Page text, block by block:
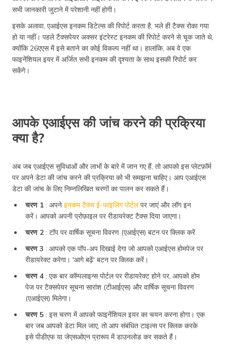
सभी जानकारी जुटाने में परेशानी नहीं होगी।
इसके अलावा, एआईएस इनकम डिटेल्स की रिपोर्ट करता है, भले ही टैक्स रोका गया
हो या नहीं। पहले टैक्सपेयर अक्सर इंटरेस्ट इनकम की रिपोर्ट करने से चूक जाते थे,
क्योंकि 26एएस में इसे बताने का कोई विकल्प नहीं था। हालांकि, अब वे एक
फाइनेंशियल इयर में अर्जित सभी इनकम की दृश्यता के साथ इसकी रिपोर्ट कर
सकेंगे।
आपके एआईएस की जांच करने की प्रक्रिया
क्या है?
अब जब एआईएस सुविधाओं और लाभों के बारे में जान गए हैं, तो आपको इस प्लेटफ़ॉर्म
पर अपने डेटा की जांच करने की प्रक्रिया को भी समझना चाहिए। आप एआईएस
डेटा की जांच के लिए निम्नलिखित चरणों का पालन कर सकते हैं।
चरण 1 : अपने इनकम टैक्स ई-फाइलिंग पोर्टलपर जाएं और लॉग इन
करें। आपको अपनी प्रोफ़ाइल पर रीडायरेक्ट टैक्स दिया जाएगा।
चरण 2 : टॉप पर वार्षिक सूचना विवरण (एआईएस) बटन पर क्लिक करें
चरण 3 : आपको एक पॉप-अप दिखाई देगा जो आपको एआईएस होमपेज पर
रीडायरेक्ट करेगा। 'आगे बढ़ें' बटन पर क्लिक करें।
चरण 4 : एक बार कॉम्पलाइन्स पोर्टल पर रीडायरेक्ट होने पर, आपको होम
पेज पर टैक्सपेयर सूचना सारांश (टीआईएस) और वार्षिक सूचना विवरण
(एआईएस) मिलेगा।
चरण 5 : इस चरण में आपको फाइनेंशियल इयर का चयन करना होगा। एक
बार जब आपको डेटा मिल जाए, तो आप संबंधित टाइल्स पर क्लिक करके
इसे पीडीएफ या जेएसओएन प्रारूप में डाउनलोड कर सकते हैं।